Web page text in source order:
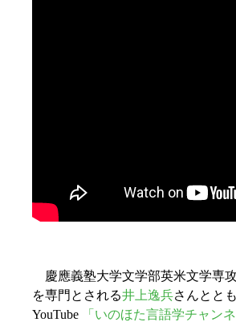
慶應義塾大学文学部英米文学専
を専門とされる井上逸兵さんとと
YouTube
「いのほた言語学チャンネ